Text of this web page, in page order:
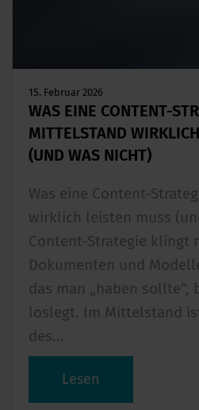
15. Februar 2026
WAS EINE CONTENT-
MITTELSTAND
(UND WAS NICHT)
Was eine Content-
wirklich leisten muss
Content-Strategie klingt
Dokumenten und
das man „haben sollte“,
loslegt. Im Mittelstand
des…
Lesen